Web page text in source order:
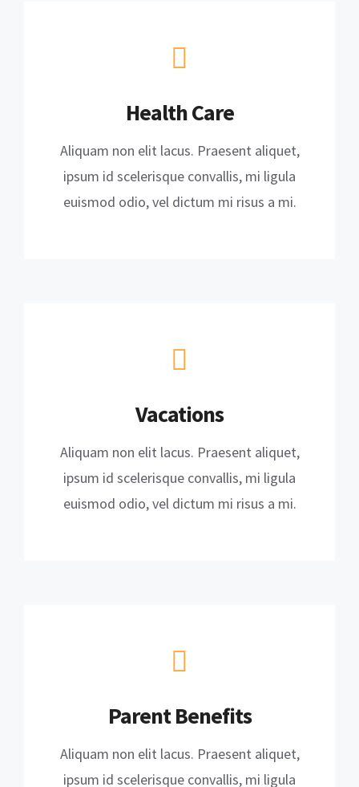
Health Care
Aliquam non elit lacus. Praesent aliquet,
ipsum id scelerisque convallis, mi ligula
euismod odio, vel dictum mi risus a mi.
Vacations
Aliquam non elit lacus. Praesent aliquet,
ipsum id scelerisque convallis, mi ligula
euismod odio, vel dictum mi risus a mi.
Parent Benefits
Aliquam non elit lacus. Praesent aliquet,
ipsum id scelerisque convallis, mi ligula